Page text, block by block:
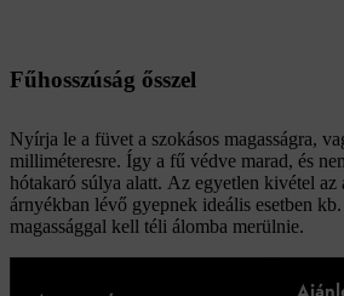
Fűhosszúság ősszel
Nyírja le a füvet a szokásos magasságra,
milliméteresre. Így a fű védve marad, és
hótakaró súlya alatt. Az egyetlen kivétel az
árnyékban lévő gyepnek ideális esetben
magassággal kell téli álomba merülnie.